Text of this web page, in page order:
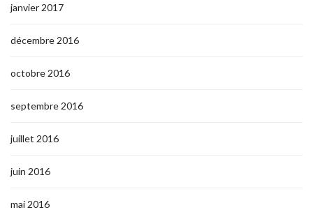
janvier 2017
décembre 2016
octobre 2016
septembre 2016
juillet 2016
juin 2016
mai 2016